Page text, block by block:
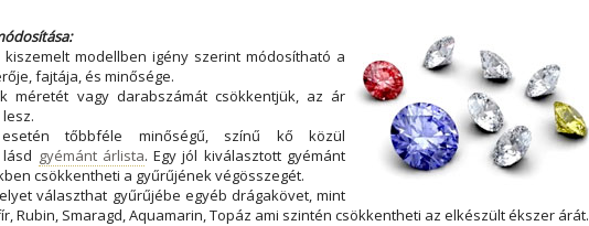
kiszemelt modellben igény szerint módosítható a
fajtája, és minősége.
méretét vagy darabszámát csökkentjük, az ár
tőbbféle minőségű, színű kő közül
gyémánt árlista. Egy jól kiválasztott gyémánt
csökkentheti a gyűrűjének végösszegét.
választhat gyűrűjébe egyéb drágakövet, mint
Rubin, Smaragd, Aquamarin, Topáz ami szintén csökkentheti az elkészült ékszer árát.